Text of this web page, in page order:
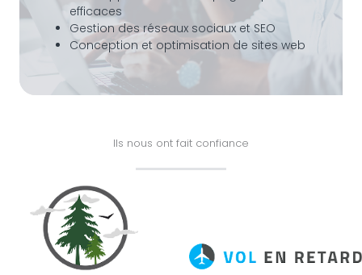
efficaces
Gestion des réseaux sociaux et SEO
Conception et optimisation de sites web
Ils nous ont fait confiance